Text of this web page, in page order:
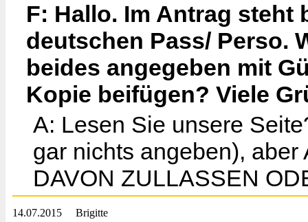
F: Hallo. Im Antrag steht
deutschen Pass/ Perso.
beides angegeben mit
Kopie beifügen? Viele
A: Lesen Sie unsere
gar nichts angeben),
DAVON ZULLASSEN
14.07.2015 Brigitte